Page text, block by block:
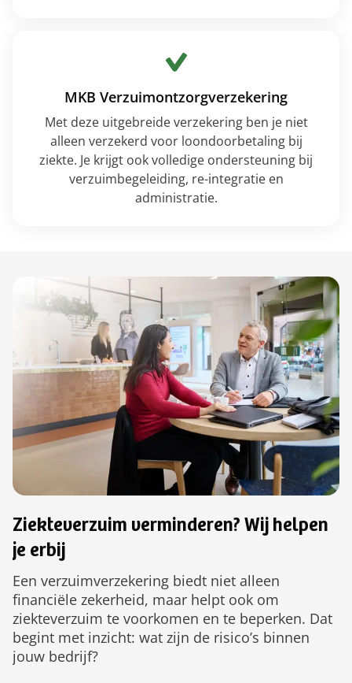
MKB Verzuimontzorgverzekering
Met deze uitgebreide verzekering ben je niet
alleen verzekerd voor loondoorbetaling bij
ziekte. Je krijgt ook volledige ondersteuning bij
verzuimbegeleiding, re-integratie en
administratie.
Ziekteverzuim verminderen? Wij helpen
je erbij
Een verzuimverzekering biedt niet alleen
financiële zekerheid, maar helpt ook om
ziekteverzuim te voorkomen en te beperken. Dat
begint met inzicht: wat zijn de risico’s binnen
jouw bedrijf?